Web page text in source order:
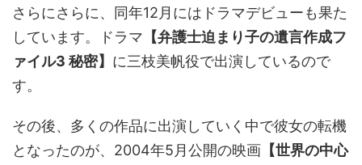
さらにさらに、同年12月にはドラマデビューも果た
しています。ドラマ 【弁護士迫まり子の遺言作成フ
ァイル3 秘密】 に三枝美帆役で出演しているので
す。
その後、多くの作品に出演していく中で彼女の転機
となったのが、2004年5月公開の映画 【世界の中心